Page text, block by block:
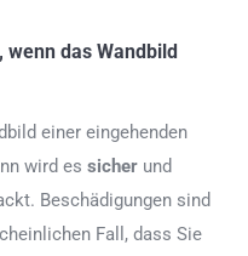
wenn das Wandbild
einer eingehenden
wird es sicher und
Beschädigungen sind
Fall, dass Sie